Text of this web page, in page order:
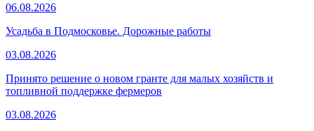
06.08.2026
Усадьба в Подмосковье. Дорожные работы
03.08.2026
Принято решение о новом гранте для малых хозяйств и
топливной поддержке фермеров
03.08.2026